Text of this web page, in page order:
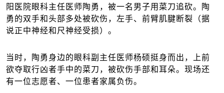
阳医院眼科主任医师陶勇，被一名男子用菜刀追砍。陶
勇的双手和头部多处被砍伤，左手、前臂肌腱断裂（据
说正中神经和尺神经受损）。
当时，陶勇身边的眼科副主任医师杨硕挺身而出，上前
欲夺取行凶者手中的菜刀，被砍伤手部和耳朵。现场还
有一位志愿者、一位患者家属负伤。